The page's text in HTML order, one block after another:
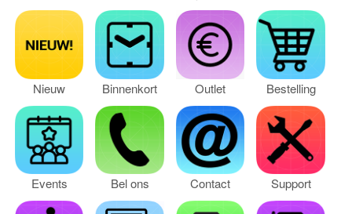
GEBRUIKERSBEHEER
INLOGGEN
Nieuw Binnenkort Outlet Bestelling
Events Bel ons Contact Support